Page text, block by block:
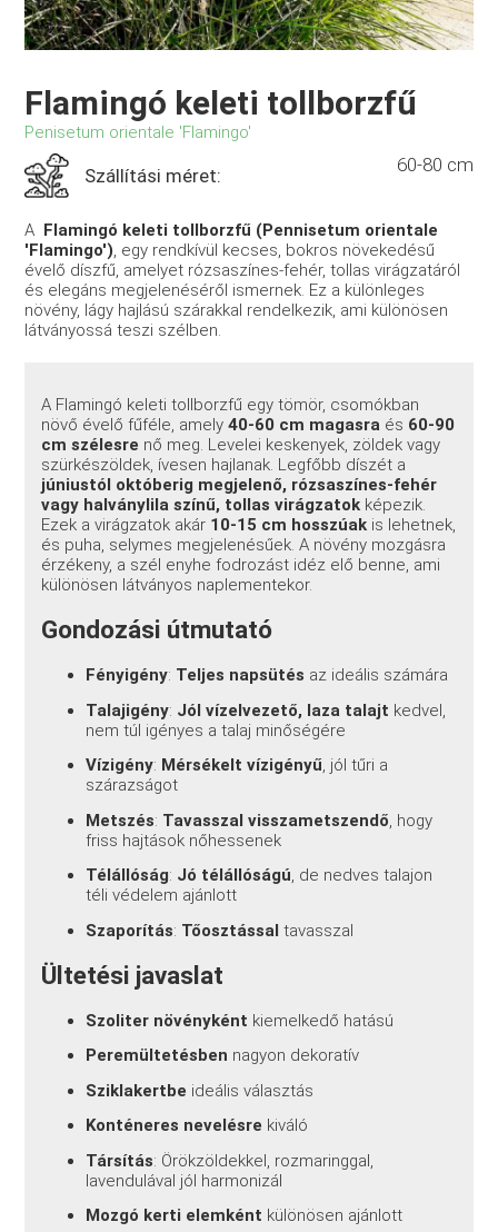
Flamingó keleti tollborzfű
Penisetum orientale 'Flamingo'
Szállítási méret: 60-80 cm
A Flamingó keleti tollborzfű (Pennisetum orientale
'Flamingo'), egy rendkívül kecses, bokros növekedésű
évelő díszfű, amelyet rózsaszínes-fehér, tollas virágzatáról
és elegáns megjelenéséről ismernek. Ez a különleges
növény, lágy hajlású szárakkal rendelkezik, ami különösen
látványossá teszi szélben.
A Flamingó keleti tollborzfű egy tömör, csomókban
növő évelő fűféle, amely40-60 cm magasra és 60-90
cm szélesre nő meg. Levelei keskenyek, zöldek vagy
szürkészöldek, ívesen hajlanak. Legfőbb díszét a
júniustól októberig megjelenő, rózsaszínes-fehér
vagy halványlila színű, tollas virágzatok képezik.
Ezek a virágzatok akár 10-15 cm hosszúak is lehetnek,
és puha, selymes megjelenésűek. A növény mozgásra
érzékeny, a szél enyhe fodrozást idéz elő benne, ami
különösen látványos naplementekor.
Gondozási útmutató
Fényigény: Teljes napsütés az ideális számára
Talajigény: Jól vízelvezető, laza talajt kedvel,
nem túl igényes a talaj minőségére
Vízigény: Mérsékelt vízigényű, jól tűri a
szárazságot
Metszés: Tavasszal visszametszendő , hogy
friss hajtások nőhessenek
Télállóság: Jó télállóságú, de nedves talajon
téli védelem ajánlott
Szaporítás: Tőosztással tavasszal
Ültetési javaslat
Szoliter növényként kiemelkedő hatású
Peremültetésben nagyon dekoratív
Sziklakertbe ideális választás
Konténeres nevelésre kiváló
Társítás: Örökzöldekkel, rozmaringgal,
lavendulával jól harmonizál
Mozgó kerti elemként különösen ajánlott